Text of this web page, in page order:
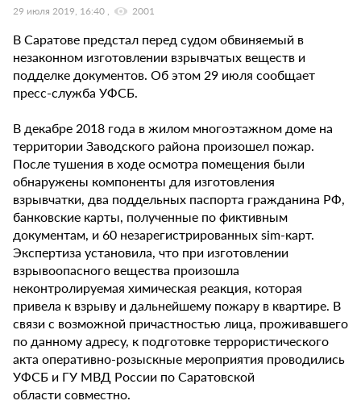
29 июля 2019, 16:40 2001
В Саратове предстал перед судом обвиняемый в
незаконном изготовлении взрывчатых веществ и
подделке документов. Об этом 29 июля сообщает
пресс-служба УФСБ.
В декабре 2018 года в жилом многоэтажном доме на
территории Заводского района произошел пожар.
После тушения в ходе осмотра помещения были
обнаружены компоненты для изготовления
взрывчатки, два поддельных паспорта гражданина РФ,
банковские карты, полученные по фиктивным
документам, и 60 незарегистрированных sim-карт.
Экспертиза установила, что при изготовлении
взрывоопасного вещества произошла
неконтролируемая химическая реакция, которая
привела к взрыву и дальнейшему пожару в квартире. В
связи с возможной причастностью лица, проживавшего
по данному адресу, к подготовке террористического
акта оперативно-розыскные мероприятия проводились
УФСБ и ГУ МВД России по Саратовской
области совместно.